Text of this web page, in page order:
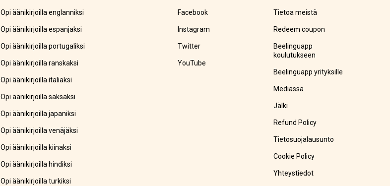
Opi äänikirjoilla englanniksi
Opi äänikirjoilla espanjaksi
Opi äänikirjoilla portugaliksi
Opi äänikirjoilla ranskaksi
Opi äänikirjoilla italiaksi
Opi äänikirjoilla saksaksi
Opi äänikirjoilla japaniksi
Opi äänikirjoilla venäjäksi
Opi äänikirjoilla kiinaksi
Opi äänikirjoilla hindiksi
Opi äänikirjoilla turkiksi
Facebook
Instagram
Twitter
YouTube
Tietoa meistä
Redeem coupon
Beelinguapp
koulutukseen
Beelinguapp yrityksille
Mediassa
Jälki
Refund Policy
Tietosuojalausunto
Cookie Policy
Yhteystiedot